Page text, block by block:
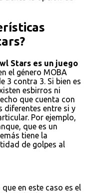
Stars es un juego
el género MOBA
3 contra 3. Si bien es
esbirros ni
que cuenta con
diferentes entre si y
Por ejemplo,
que es un
tiene la
de golpes al
en este caso es el